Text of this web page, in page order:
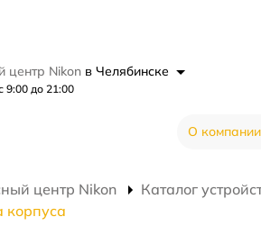
центр Nikon в Челябинске
9:00 до 21:00
О компании
центр Nikon Каталог
корпуса